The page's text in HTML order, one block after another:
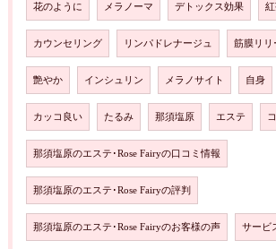
花のように メラノーマ デトックス効果
カウンセリング リンパドレナージュ 筋膜リリ
艶やか インシュリン メラノサイト 自身
カッコ良い たるみ 那須塩原 エステ
那須塩原のエステ･Rose Fairyの口コミ情報
那須塩原のエステ･Rose Fairyの評判
那須塩原のエステ･Rose Fairyのお客様の声 サービ